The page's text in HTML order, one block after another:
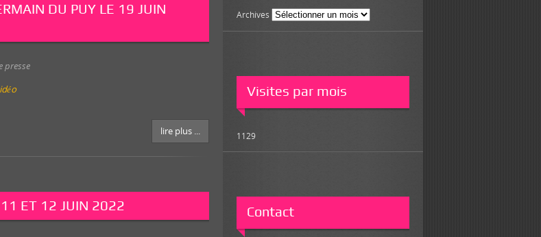
Archives
Visites par mois
1129
Contact
DU PUY LE 19 JUIN
presse
lire plus ...
11 ET 12 JUIN 2022